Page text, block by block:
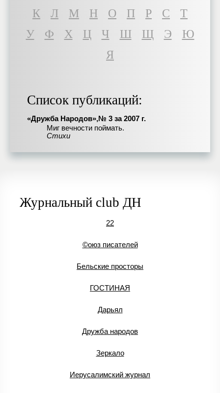
К
Л М Н О П Р С
Т
У
Ф Х Ц Ч Ш Щ Э
Ю
Я
Список публикаций:
«Дружба Народов»,№ 3 за 2007 г.
Миг вечности поймать.
Стихи
Журнальный club ДН
22
©оюз писателей
Бельские просторы
ГОСТИНАЯ
Дарьял
Дружба народов
Зеркало
Иерусалимский журнал